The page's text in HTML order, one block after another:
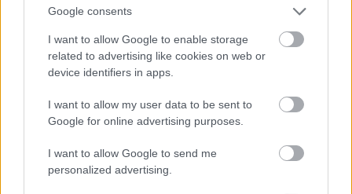
Google consents
I want to allow Google to enable storage
related to advertising like cookies on web or
device identifiers in apps.
I want to allow my user data to be sent to
Google for online advertising purposes.
I want to allow Google to send me
personalized advertising.